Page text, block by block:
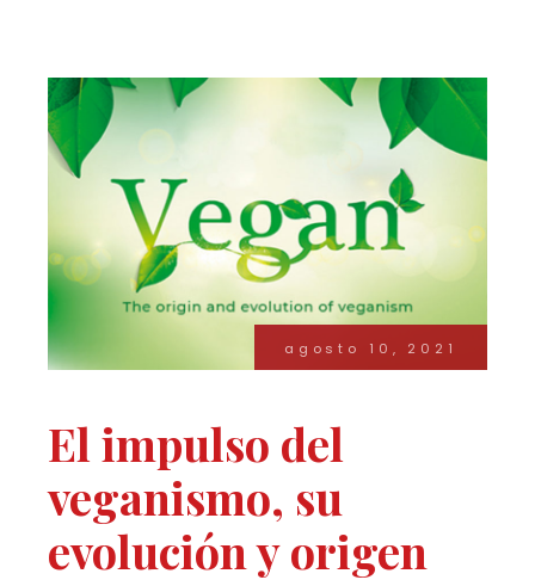
agosto 10, 2021
El impulso del
veganismo, su
evolución y origen